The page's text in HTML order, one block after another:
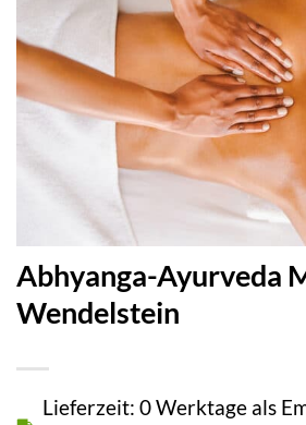
Abhyanga-Ayurveda
Wendelstein
Lieferzeit: 0 Werktage als